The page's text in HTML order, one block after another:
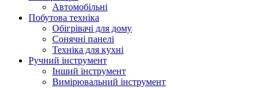
Автомобільні
Побутова техніка
Обігрівачі для дому
Сонячні панелі
Техніка для кухні
Ручний інструмент
Інший інструмент
Вимірювальний інструмент